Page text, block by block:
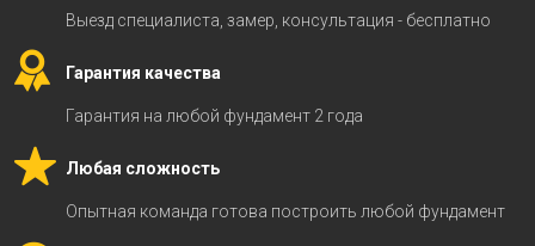
Выезд специалиста, замер, консультация - бесплатно
Гарантия качества
Гарантия на любой фундамент 2 года
Любая сложность
Опытная команда готова построить любой фундамент